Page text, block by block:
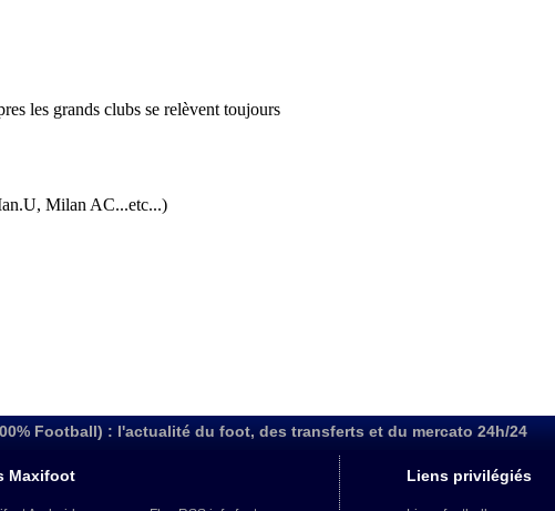
Football) : l'actualité du foot, des transferts et du mercato 24h/24
Maxifoot Liens privilégiés